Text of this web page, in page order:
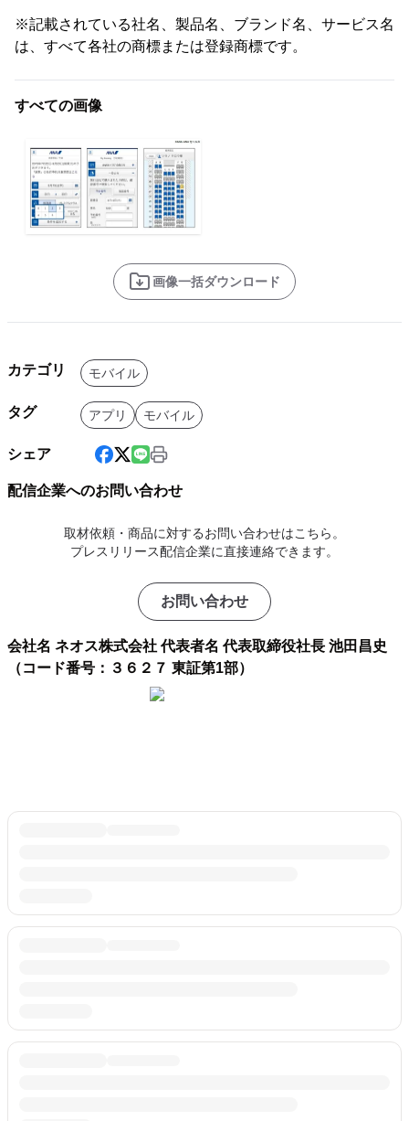
※記載されている社名、製品名、ブランド名、サービス名
は、すべて各社の商標または登録商標です。
すべての画像
画像一括ダウンロード
カテゴリ モバイル
タグ アプリ モバイル
シェア
配信企業へのお問い合わせ
取材依頼・商品に対するお問い合わせはこちら。
プレスリリース配信企業に直接連絡できます。
お問い合わせ
会社名 ネオス株式会社 代表者名 代表取締役社長 池田昌史
（コード番号：３６２７ 東証第1部）